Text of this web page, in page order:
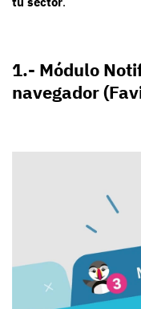
1.- Módulo
navegador